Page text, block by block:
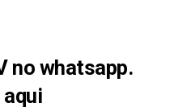
no whatsapp.
aqui